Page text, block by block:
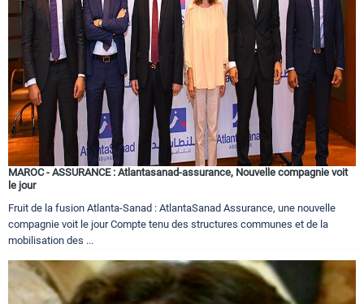
MAROC - ASSURANCE : Atlantasanad-assurance, Nouvelle compagnie voit
le jour
Fruit de la fusion Atlanta-Sanad : AtlantaSanad Assurance, une nouvelle
compagnie voit le jour Compte tenu des structures communes et de la
mobilisation des ...